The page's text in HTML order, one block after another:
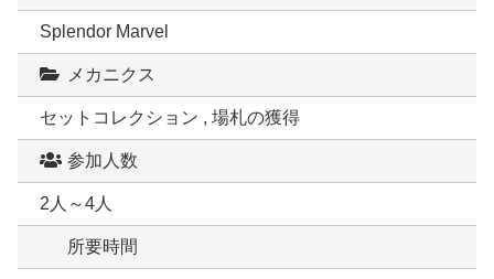
Splendor Marvel
メカニクス
セットコレクション , 場札の獲得
参加人数
2人～4人
所要時間